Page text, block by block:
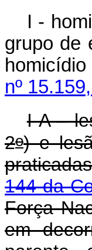
I -
grupo de
nº
I-A –
2o) e
144 da
Força
em